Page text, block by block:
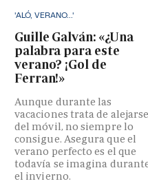
'ALÓ, VERANO...'
Guille Galván: «¿Una
palabra para este
verano? ¡Gol de
Ferran!»
Aunque durante las
vacaciones trata de
del móvil, no siempre lo
consigue. Asegura que el
verano perfecto es el que
todavía se imagina
el invierno.